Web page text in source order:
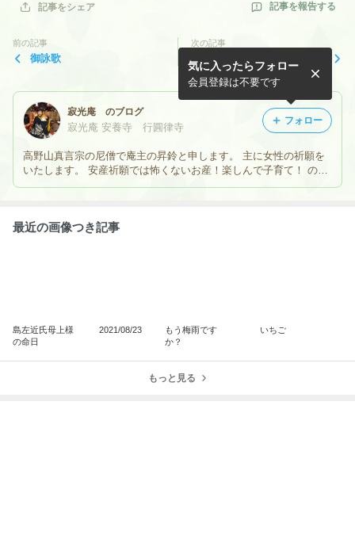
記事をシェア 記事を報告する
前の記事
御詠歌
次の記事
島左近氏母上様の命日
寂光庵 のブログ
寂光庵 安養寺 行圓律寺
高野山真言宗の尼僧で庵主の昇鈴と申します。 主に女性の祈願を
いたします。 安産祈願では怖くないお産！楽しんで子育て！ のお
気に入ったらフォロー
会員登録は不要です
フォロー
最近の画像つき記事
島左近氏母上様
の命日
2021/08/23
もう梅雨です
か？
いちご
もっと見る